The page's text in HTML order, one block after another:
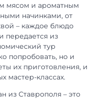
мясом и ароматным
начинками, от
– каждое блюдо
передается из
тур
попробовать, но и
их приготовления, и
мастер-классах.
из Ставрополя – это